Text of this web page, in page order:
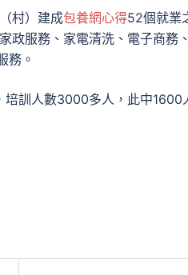
村）建成包養網心得52個就業
服務、家電清洗、電子商務
務。
訓人數3000多人，此中1600